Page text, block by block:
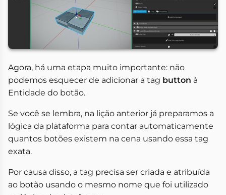
Agora, há uma etapa muito importante: não
podemos esquecer de adicionar a tag button à
Entidade do botão.
Se você se lembra, na lição anterior já preparamos a
lógica da plataforma para contar automaticamente
quantos botões existem na cena usando essa tag
exata.
Por causa disso, a tag precisa ser criada e atribuída
ao botão usando o mesmo nome que foi utilizado